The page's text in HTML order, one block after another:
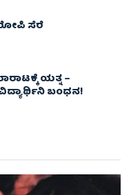
ಸೆರೆ
ಯತ್ನ –
ಬಂಧನ!